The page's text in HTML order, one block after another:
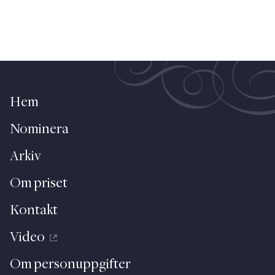
Hem
Nominera
Arkiv
Om priset
Kontakt
Video
Om personuppgifter